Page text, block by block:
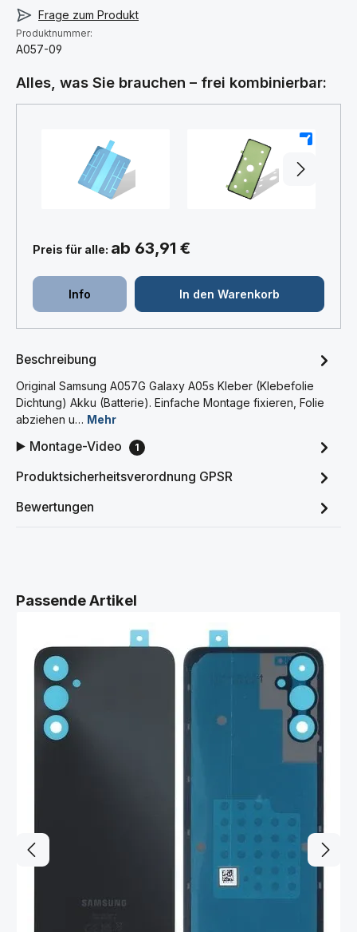
Frage zum Produkt
Produktnummer:
A057-09
Alles, was Sie brauchen – frei kombinierbar:
Preis für alle: ab 63,91 €
Info In den Warenkorb
Beschreibung
Original Samsung A057G Galaxy A05s Kleber (Klebefolie
Dichtung) Akku (Batterie). Einfache Montage fixieren, Folie
abziehen u… Mehr
▶️ Montage-Video 1
Produktsicherheitsverordnung GPSR
Bewertungen
Produktgalerie überspringen
Passende Artikel